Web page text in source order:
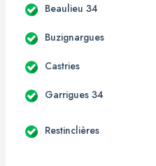
Beaulieu 34
Buzignargues
Castries
Garrigues 34
Restinclières